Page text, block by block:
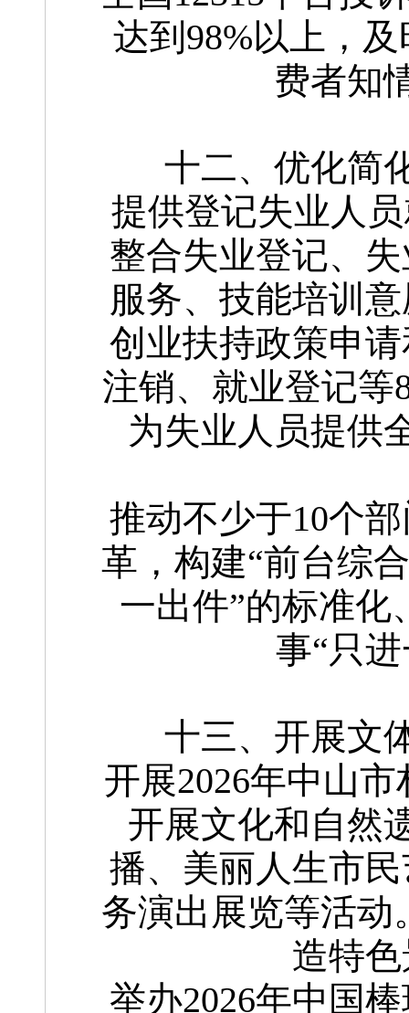
达到98%以上，
费者知
十二、优化简
提供登记失业人
整合失业登记、
服务、技能培训
创业扶持政策申
注销、就业登记等
为失业人员提供
推动不少于10个
革，构建“前台综
一出件”的标准化
事“只
十三、开展文
开展2026年中山
开展文化和自然
播、美丽人生市
务演出展览等活动
造特
举办2026年中国